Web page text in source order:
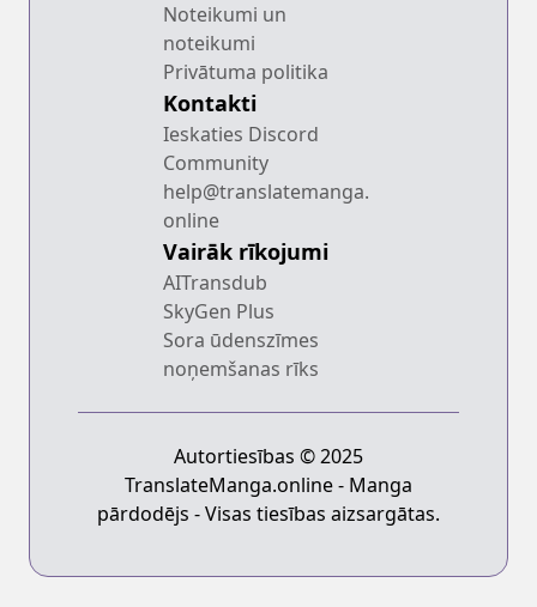
Noteikumi un
noteikumi
Privātuma politika
Kontakti
Ieskaties Discord
Community
help@translatemanga.
online
Vairāk rīkojumi
AITransdub
SkyGen Plus
Sora ūdenszīmes
noņemšanas rīks
Autortiesības © 2025
TranslateManga.online - Manga
pārdodējs - Visas tiesības aizsargātas.